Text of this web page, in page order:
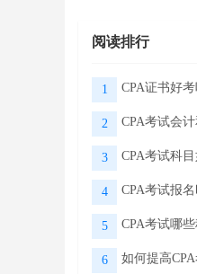
阅读排行
1 CPA证书好
2 CPA考试会
3 CPA考试科
4 CPA考试报
5 CPA考试哪
6 如何提高